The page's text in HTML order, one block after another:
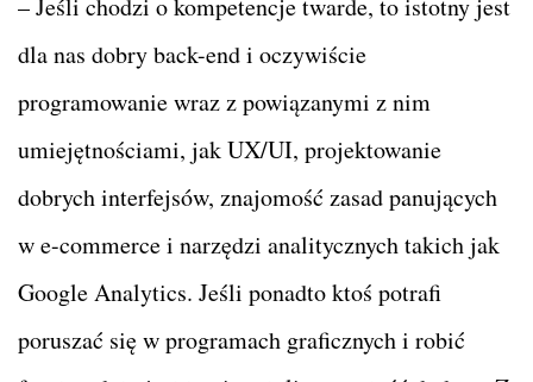
dla nas dobry back-end i oczywiście
programowanie wraz z powiązanymi z nim
umiejętnościami, jak UX/UI, projektowanie
dobrych interfejsów, znajomość zasad panujących
w e-commerce i narzędzi analitycznych takich jak
Google Analytics. Jeśli ponadto ktoś potrafi
poruszać się w programach graficznych i robić